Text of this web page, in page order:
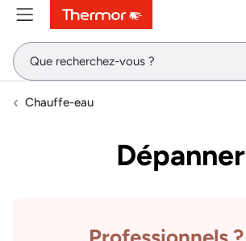
ContenuMenuRecherche
Chauffe-eau
Dépanner